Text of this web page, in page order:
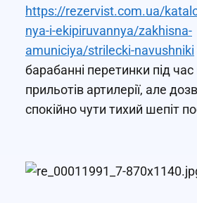
https://rezervist.com.ua/
nya-i-ekipiruvannya/zakhisna-
amuniciya/strilecki-navushniki
барабанні перетинки під
прильотів артилерії, але
спокійно чути тихий шепіт